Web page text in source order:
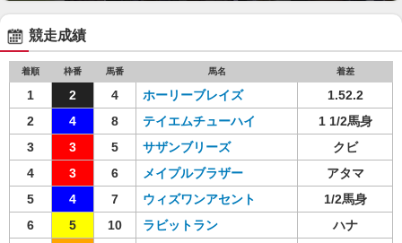
競走成績
着順 枠番 馬番 馬名 着差
1 2 4 ホーリーブレイズ
1.52.2
2
4 8 テイエムチューハイ
1 1/2馬身
3
3 5 サザンブリーズ
クビ
4
3 6 メイプルブラザー
アタマ
5
4 7 ウィズワンアセント
1/2馬身
6
5 10 ラビットラン
ハナ